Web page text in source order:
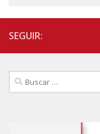
SEGUIR:
Buscar: